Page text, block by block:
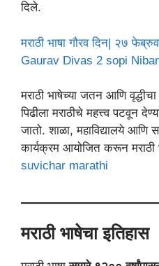
दिले.
मराठी भाषा गौरव दिन| २७
Gaurav Divas 2 sopi
मराठी भाषेच्या जतन आणि
पिढीला मराठीचे महत्त्व पटवून
जातो. शाळा, महाविद्यालये आणि
कार्यक्रम आयोजित करून मराठी
suvichar marathi
मराठी भाषेचा इतिहास